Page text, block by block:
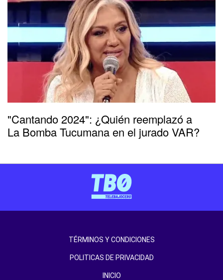
"Cantando 2024": ¿Quién reemplazó a
La Bomba Tucumana en el jurado VAR?
TÉRMINOS Y CONDICIONES
POLITICAS DE PRIVACIDAD
INICIO